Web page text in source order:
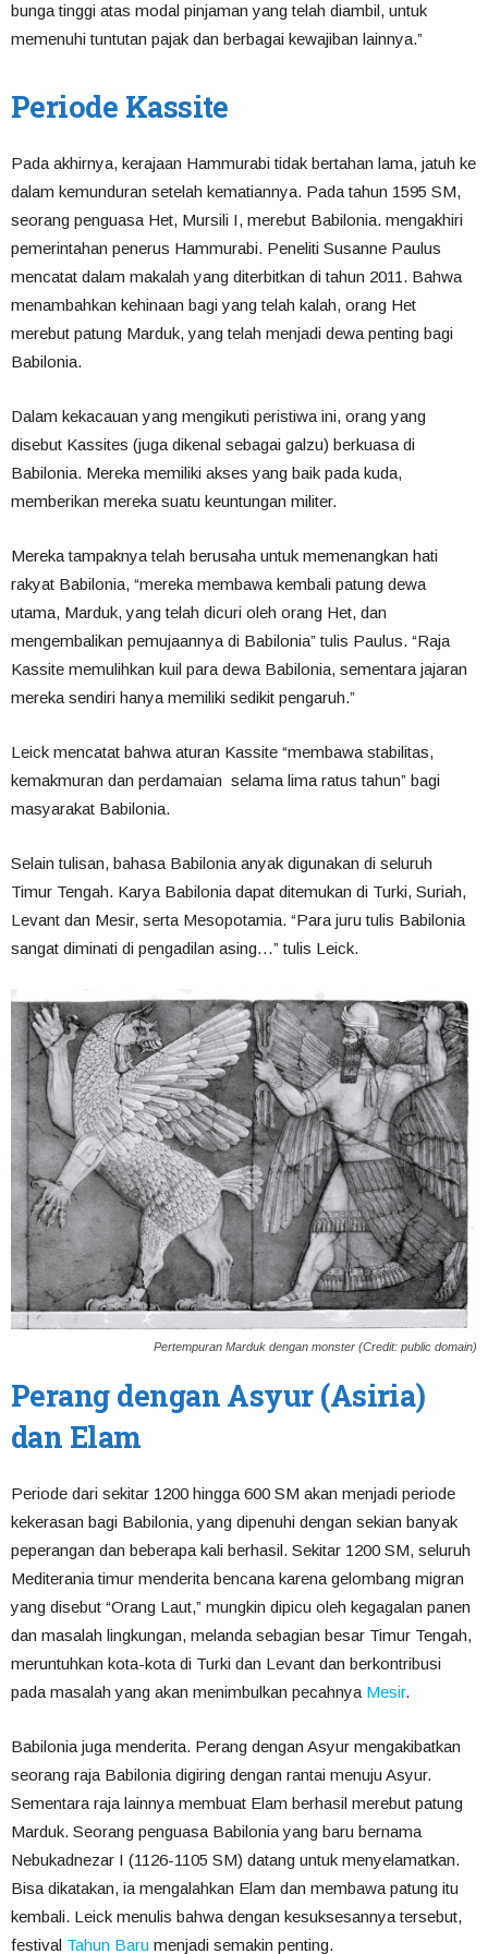
bunga tinggi atas modal pinjaman yang telah diambil, untuk
memenuhi tuntutan pajak dan berbagai kewajiban lainnya.”
Periode Kassite
Pada akhirnya, kerajaan Hammurabi tidak bertahan lama, jatuh ke
dalam kemunduran setelah kematiannya. Pada tahun 1595 SM,
seorang penguasa Het, Mursili I, merebut Babilonia. mengakhiri
pemerintahan penerus Hammurabi. Peneliti Susanne Paulus
mencatat dalam makalah yang diterbitkan di tahun 2011. Bahwa
menambahkan kehinaan bagi yang telah kalah, orang Het
merebut patung Marduk, yang telah menjadi dewa penting bagi
Babilonia.
Dalam kekacauan yang mengikuti peristiwa ini, orang yang
disebut Kassites (juga dikenal sebagai galzu) berkuasa di
Babilonia. Mereka memiliki akses yang baik pada kuda,
memberikan mereka suatu keuntungan militer.
Mereka tampaknya telah berusaha untuk memenangkan hati
rakyat Babilonia, “mereka membawa kembali patung dewa
utama, Marduk, yang telah dicuri oleh orang Het, dan
mengembalikan pemujaannya di Babilonia” tulis Paulus. “Raja
Kassite memulihkan kuil para dewa Babilonia, sementara jajaran
mereka sendiri hanya memiliki sedikit pengaruh.”
Leick mencatat bahwa aturan Kassite “membawa stabilitas,
kemakmuran dan perdamaian selama lima ratus tahun” bagi
masyarakat Babilonia.
Selain tulisan, bahasa Babilonia anyak digunakan di seluruh
Timur Tengah. Karya Babilonia dapat ditemukan di Turki, Suriah,
Levant dan Mesir, serta Mesopotamia. “Para juru tulis Babilonia
sangat diminati di pengadilan asing…” tulis Leick.
Pertempuran Marduk dengan monster (Credit: public domain)
Perang dengan Asyur (Asiria)
dan Elam
Periode dari sekitar 1200 hingga 600 SM akan menjadi periode
kekerasan bagi Babilonia, yang dipenuhi dengan sekian banyak
peperangan dan beberapa kali berhasil. Sekitar 1200 SM, seluruh
Mediterania timur menderita bencana karena gelombang migran
yang disebut “Orang Laut,” mungkin dipicu oleh kegagalan panen
dan masalah lingkungan, melanda sebagian besar Timur Tengah,
meruntuhkan kota-kota di Turki dan Levant dan berkontribusi
pada masalah yang akan menimbulkan pecahnya Mesir.
Babilonia juga menderita. Perang dengan Asyur mengakibatkan
seorang raja Babilonia digiring dengan rantai menuju Asyur.
Sementara raja lainnya membuat Elam berhasil merebut patung
Marduk. Seorang penguasa Babilonia yang baru bernama
Nebukadnezar I (1126-1105 SM) datang untuk menyelamatkan.
Bisa dikatakan, ia mengalahkan Elam dan membawa patung itu
kembali. Leick menulis bahwa dengan kesuksesannya tersebut,
festival Tahun Baru menjadi semakin penting.